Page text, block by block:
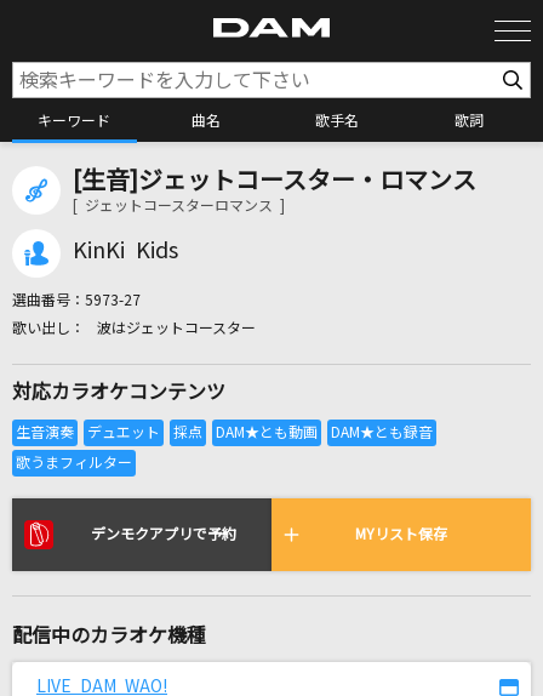
キーワード 曲名 歌手名 歌詞
カラオケ検索
全国りれき
リアルタイムで歌われている曲の一覧
flos
Sharon
Official髭男dism
[生音]ジェットコースター・ロマンス
[ ジェットコースターロマンス ]
KinKi Kids
選曲番号： 5973-27
波はジェットコースター
対応カラオケコンテンツ
デンモクアプリで予約 MYリスト保存
配信中のカラオケ機種
LIVE DAM WAO!